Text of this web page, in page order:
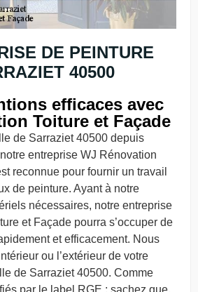
DE PEINTURE
40500
efficaces avec
Toiture et Façade
de Sarraziet 40500 depuis
entreprise WJ Rénovation
reconnue pour fournir un travail
de peinture. Ayant à notre
nécessaires, notre entreprise
et Façade pourra s’occuper de
et efficacement. Nous
ou l’extérieur de votre
de Sarraziet 40500. Comme
par le label RGE ; sachez que,